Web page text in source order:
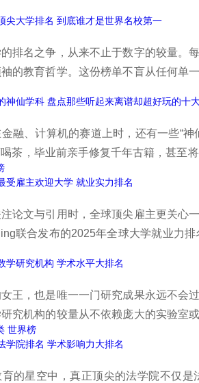
崛起，这份榜单见证了艺术设计教育
尖大学排名 到底谁才是世界名校第一
排名之争，从来不止于数字的较量。
的教育哲学。这份榜单不盲从任何单
选出十所真正站在世界高等教育金字
类文明的下一章。下面跟着榜中榜编辑
神仙学科 盘点那些听起来离谱却超好玩的十
融、计算机的赛道上时，还有一些“
茶，毕业前亲手修复千年古籍，甚至
。从茶学到休闲学，从电竞管理到文
辑一起来看看详细名单吧！
受雇主欢迎大学 就业实力排名
论文与引用时，全球顶尖雇主更关心
联合发布的2025年全球大学就业力
接评出的榜单。从麻省理工的科技统
跟着榜中榜编辑一起来看看详细名单吧
学研究机构 学术水平大排名
王，也是唯一一门研究成果永远不会
究机构的较量从不依赖庞大的实验室
院士，培养的研究生后来去了哪里
变数学面貌的成果，它们是全球数学
世界榜
学院排名 学术影响力大排名
的星空中，真正顶尖的法学院不仅